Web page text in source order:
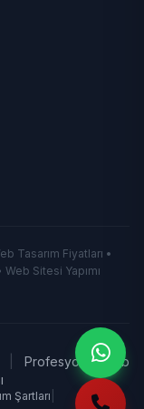
Tasarım Fiyatları •
Sitesi Yapımı
Profesyonel Web
Şartları